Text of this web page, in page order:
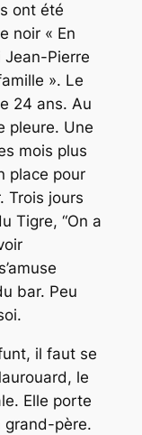
ont été
noir « En
Jean-Pierre
». Le
24 ans. Au
pleure. Une
mois plus
place pour
Trois jours
Tigre, “On a
bar. Peu
il faut se
le
Elle porte
grand-père.